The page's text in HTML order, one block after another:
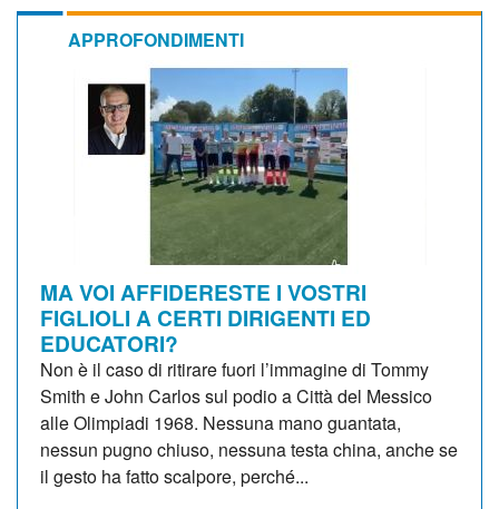
APPROFONDIMENTI
MA VOI AFFIDERESTE I VOSTRI
FIGLIOLI A CERTI DIRIGENTI ED
EDUCATORI?
Non è il caso di ritirare fuori l’immagine di Tommy
Smith e John Carlos sul podio a Città del Messico
alle Olimpiadi 1968. Nessuna mano guantata,
nessun pugno chiuso, nessuna testa china, anche se
il gesto ha fatto scalpore, perché...